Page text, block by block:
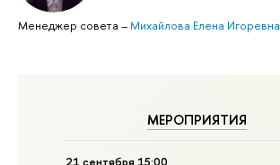
Менеджер совета –Михайлова Елена Игоревна
МЕРОПРИЯТИЯ
21 сентября 15:00